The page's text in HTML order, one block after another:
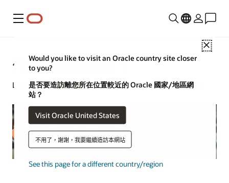
功能表
Close
Would you like to visit an Oracle country site closer
to you?
是否要造訪離您所在位置較近的 Oracle 國家/地區網
站？
Visit Oracle United States
不用了，謝謝，我要繼續造訪本網站
See this page for a different country/region
什麼是智慧營運？
Lynne Sampson | 製造業資深撰稿人 | 2024 年 4 月 4 日